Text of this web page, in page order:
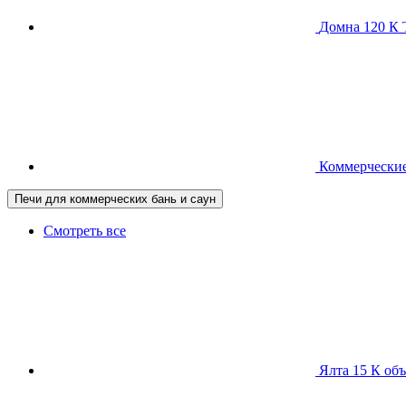
Домна 120
Печи для коммерческих бань и саун
Смотреть все
Ялта 15 К